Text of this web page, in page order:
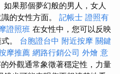
果那個夢幻般的男人，女人
的女性方面。 記帳士 證照有
證照班 在女性中，您可以反映
。 台胞證台中 附近按摩 關鍵
摩推薦 網路行銷公司 外燴 意
外觀通常象徵著穩定性，力量